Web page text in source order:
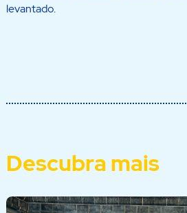
levantado.
Descubra mais